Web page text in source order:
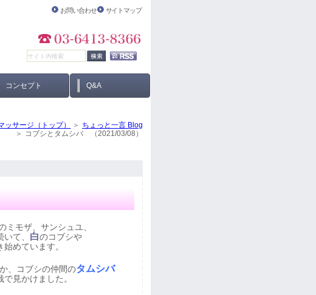
お問い合わせ サイトマップ
コンセプト Q&A
ッサージ（トップ）
ちょっと一言 Blog
コブシとタムシバ （2021/03/08）
ミモザ、サンシュユ、
て、 白のコブシや
めています。
、コブシの仲間のタムシバ
見かけました。